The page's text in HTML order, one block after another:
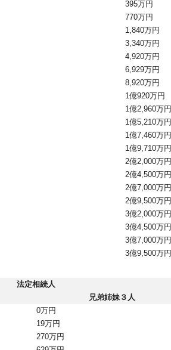
395万円
770万円
1,840万円
3,340万円
4,920万円
6,929万円
8,920万円
1億920万円
1億2,960万円
1億5,210万円
1億7,460万円
1億9,710万円
2億2,000万円
2億4,500万円
2億7,000万円
2億9,500万円
3億2,000万円
3億4,500万円
3億7,000万円
3億9,500万円
法定相続人
兄弟姉妹３人
0万円
19万円
270万円